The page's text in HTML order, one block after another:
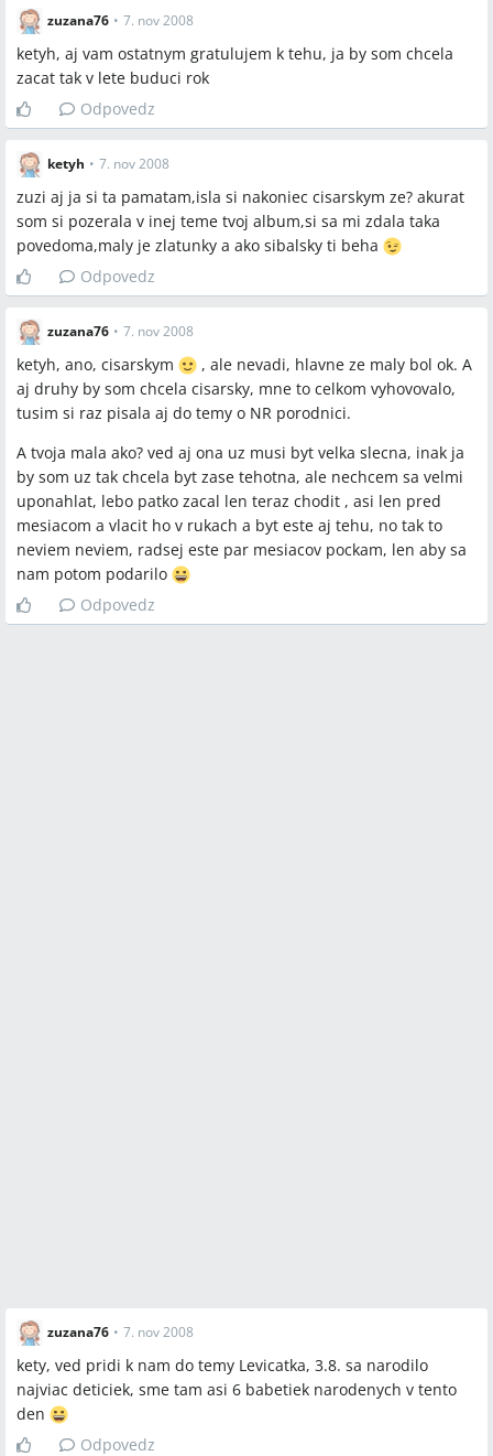
zuzana76 • 7. nov 2008
ketyh, aj vam ostatnym gratulujem k tehu, ja by som chcela
zacat tak v lete buduci rok
Odpovedz
ketyh • 7. nov 2008
zuzi aj ja si ta pamatam,isla si nakoniec cisarskym ze? akurat
som si pozerala v inej teme tvoj album,si sa mi zdala taka
povedoma,maly je zlatunky a ako sibalsky ti beha
Odpovedz
zuzana76 • 7. nov 2008
ketyh, ano, cisarskym
, ale nevadi, hlavne ze maly bol ok. A
aj druhy by som chcela cisarsky, mne to celkom vyhovovalo,
tusim si raz pisala aj do temy o NR porodnici.
A tvoja mala ako? ved aj ona uz musi byt velka slecna, inak ja
by som uz tak chcela byt zase tehotna, ale nechcem sa velmi
uponahlat, lebo patko zacal len teraz chodit , asi len pred
mesiacom a vlacit ho v rukach a byt este aj tehu, no tak to
neviem neviem, radsej este par mesiacov pockam, len aby sa
nam potom podarilo
Odpovedz
zuzana76 • 7. nov 2008
kety, ved pridi k nam do temy Levicatka, 3.8. sa narodilo
najviac deticiek, sme tam asi 6 babetiek narodenych v tento
den
Odpovedz